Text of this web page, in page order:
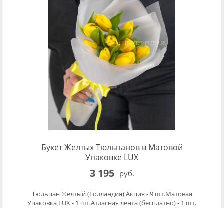
Букет Желтых Тюльпанов в Матовой
Упаковке LUX
3 195 руб.
Тюльпан Желтый (Голландия) Акция - 9 шт.Матовая
Упаковка LUX - 1 шт.Атласная лента (бесплатно) - 1 шт.